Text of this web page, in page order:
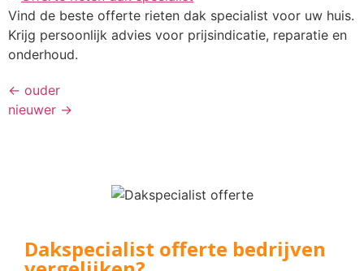
Vind de beste offerte rieten dak specialist voor uw huis.
Krijg persoonlijk advies voor prijsindicatie, reparatie en
onderhoud.
← ouder
nieuwer →
Dakspecialist offerte bedrijven